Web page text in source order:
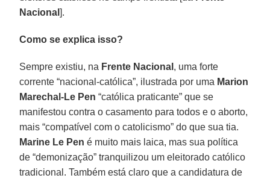
Nacional].
Como se explica isso?
Sempre existiu, na Frente Nacional , uma forte
corrente “nacional-católica”, ilustrada por uma Marion
Marechal-Le Pen “católica praticante” que se
manifestou contra o casamento para todos e o aborto,
mais “compatível com o catolicismo” do que sua tia.
Marine Le Pené muito mais laica, mas sua política
de “demonização” tranquilizou um eleitorado católico
tradicional. Também está claro que a candidatura de